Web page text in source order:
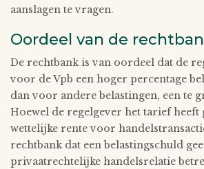
aanslagen te vragen.
Oordeel van de
De rechtbank is van oordeel dat de
voor de Vpb een hoger percentage
dan voor andere belastingen, een te
Hoewel de regelgever het tarief heeft
wettelijke rente voor
rechtbank dat een belastingschuld
privaatrechtelijke handelsrelatie